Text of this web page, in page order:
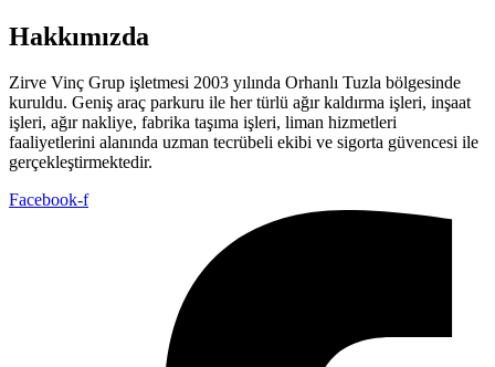
Hakkımızda
Zirve Vinç Grup işletmesi 2003 yılında Orhanlı Tuzla bölgesinde
kuruldu. Geniş araç parkuru ile her türlü ağır kaldırma işleri, inşaat
işleri, ağır nakliye, fabrika taşıma işleri, liman hizmetleri
faaliyetlerini alanında uzman tecrübeli ekibi ve sigorta güvencesi ile
gerçekleştirmektedir.
Facebook-f